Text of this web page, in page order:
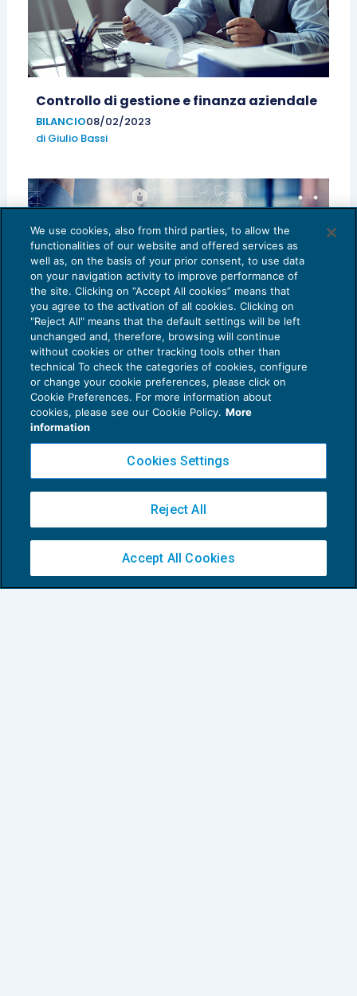
Controllo di gestione e finanza aziendale
BILANCIO08/02/2023
di Giulio Bassi
Big data, controllo di gestione e PMI
CONTROLLO
diGiulio Bassi
We use cookies, also from third parties, to allow the
functionalities of our website and offered services as
well as, on the basis of your prior consent, to use data
on your navigation activity to improve performance of
the site. Clicking on “Accept All cookies” means that
you agree to the activation of all cookies. Clicking on
"Reject All" means that the default settings will be left
unchanged and, therefore, browsing will continue
without cookies or other tracking tools other than
technical To check the categories of cookies, configure
or change your cookie preferences, please click on
Cookie Preferences. For more information about
cookies, please see our Cookie Policy. More
information
Cookies Settings
Reject All
Accept All Cookies